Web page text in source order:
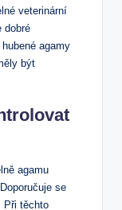
⁣veterinární
dobré
agamy
být
agamu
se‌
. Při těchto